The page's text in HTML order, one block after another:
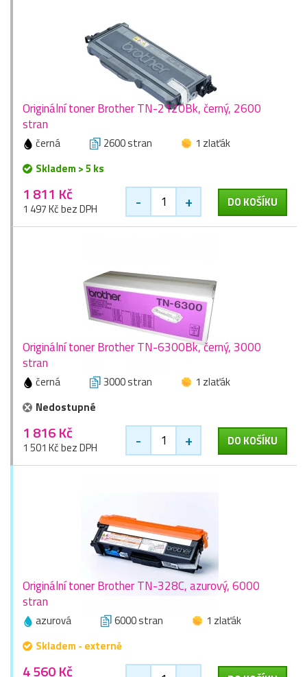
Originální toner Brother TN-2120Bk, černý, 2600
stran
černá 2600 stran
1 zlaťák
Skladem > 5 ks
1 811 Kč
1 497 Kč bez DPH - + DO KOŠÍKU
Originální toner Brother TN-6300Bk, černý, 3000
stran
černá 3000 stran
1 zlaťák
Nedostupné
1 816 Kč
1 501 Kč bez DPH - + DO KOŠÍKU
Originální toner Brother TN-328C, azurový, 6000
stran
azurová 6000 stran
1 zlaťák
Skladem - externě
4 560 Kč